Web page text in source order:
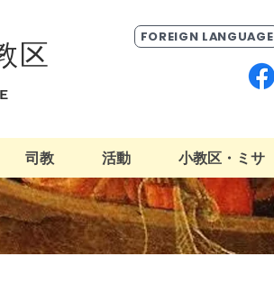
区
FOREIGN LANGUAGE
司教 活動 小教区・ミサ